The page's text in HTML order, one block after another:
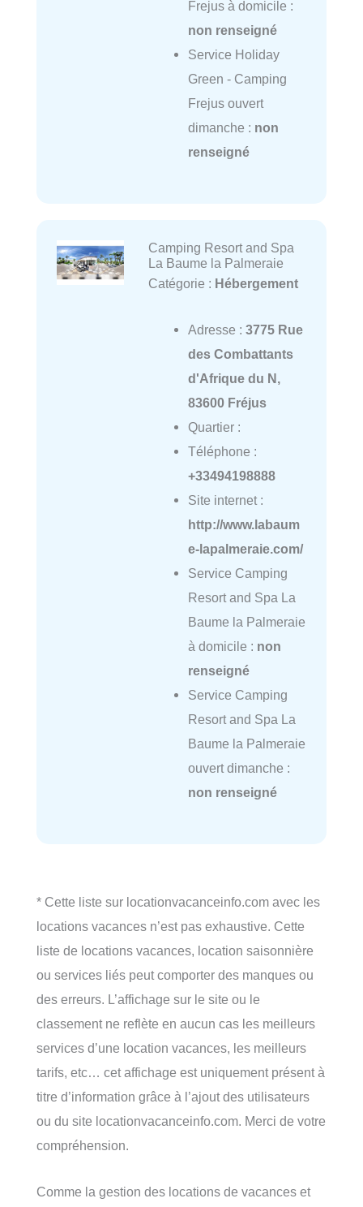
Frejus à domicile :
non renseigné
Service Holiday
Green - Camping
Frejus ouvert
dimanche : non
renseigné
Camping Resort and Spa
La Baume la Palmeraie
Catégorie : Hébergement
Adresse : 3775 Rue
des Combattants
d'Afrique du N,
83600 Fréjus
Quartier :
Téléphone :
+33494198888
Site internet :
http://www.labaum
e-lapalmeraie.com/
Service Camping
Resort and Spa La
Baume la Palmeraie
à domicile : non
renseigné
Service Camping
Resort and Spa La
Baume la Palmeraie
ouvert dimanche :
non renseigné
* Cette liste sur locationvacanceinfo.com avec les
locations vacances n’est pas exhaustive. Cette
liste de locations vacances, location saisonnière
ou services liés peut comporter des manques ou
des erreurs. L’affichage sur le site ou le
classement ne reflète en aucun cas les meilleurs
services d’une location vacances, les meilleurs
tarifs, etc… cet affichage est uniquement présent à
titre d’information grâce à l’ajout des utilisateurs
ou du site locationvacanceinfo.com. Merci de votre
compréhension.
Comme la gestion des locations de vacances et